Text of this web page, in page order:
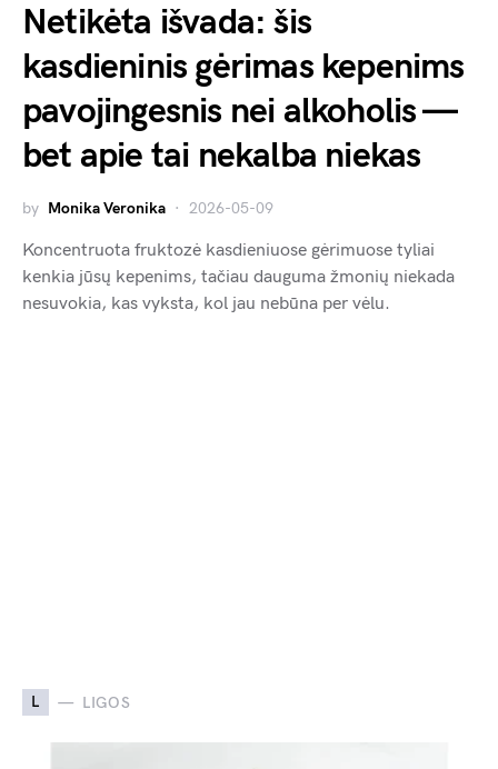
Netikėta išvada: šis
kasdieninis gėrimas kepenims
pavojingesnis nei alkoholis —
bet apie tai nekalba niekas
by Monika Veronika 2026-05-09
Koncentruota fruktozė kasdieniuose gėrimuose tyliai
kenkia jūsų kepenims, tačiau dauguma žmonių niekada
nesuvokia, kas vyksta, kol jau nebūna per vėlu.
L LIGOS